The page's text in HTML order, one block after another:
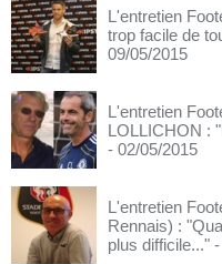
L'entretien
trop facile de
09/05/2015
L'entretien
LOLLICHON :
- 02/05/2015
L'entretien
Rennais) :
plus difficile..."